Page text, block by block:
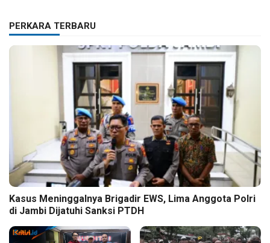
PERKARA TERBARU
Kasus Meninggalnya Brigadir EWS, Lima Anggota Polri
di Jambi Dijatuhi Sanksi PTDH